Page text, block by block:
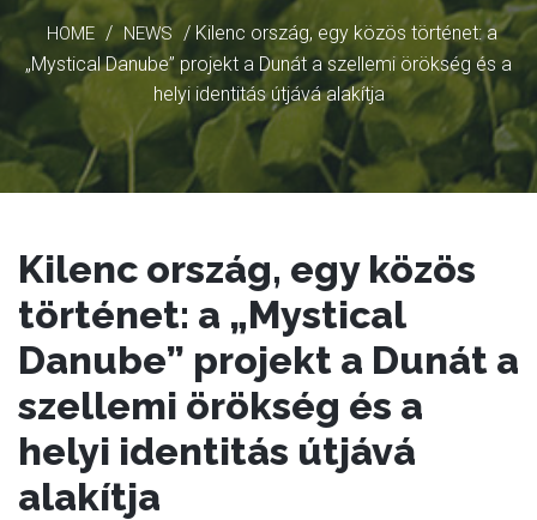
HOME / NEWS / Kilenc ország, egy közös történet: a
„Mystical Danube” projekt a Dunát a szellemi örökség és a
helyi identitás útjává alakítja
Kilenc ország, egy közös
történet: a „Mystical
Danube” projekt a Dunát a
szellemi örökség és a
helyi identitás útjává
alakítja